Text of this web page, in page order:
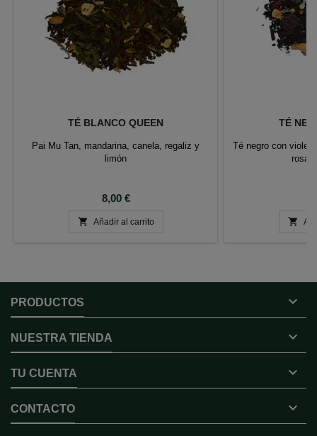
TÉ BLANCO QUEEN
Pai Mu Tan, mandarina, canela, regaliz y
limón
Precio
8,00 €
 Añadir al carrito
TÉ
Té negro con

PRODUCTOS 
NUESTRA TIENDA 
TU CUENTA 
CONTACTO 